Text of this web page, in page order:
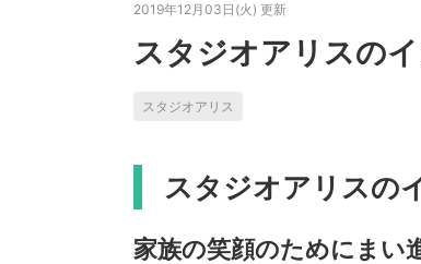
2019年12月03日(火) 更新
スタジオアリスの
スタジオアリス
スタジオアリスの
家族の笑顔のためにまい